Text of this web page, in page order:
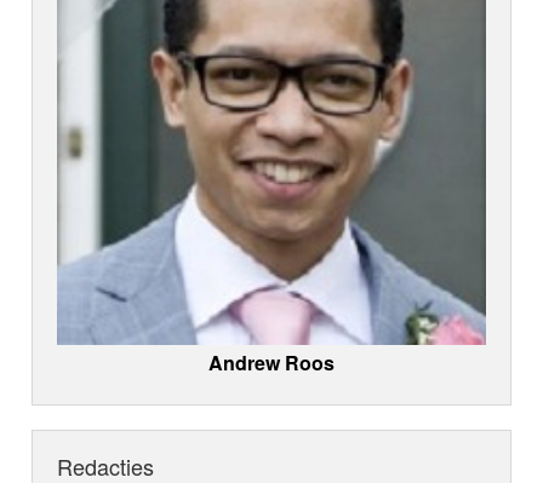
Andrew Roos
Redacties